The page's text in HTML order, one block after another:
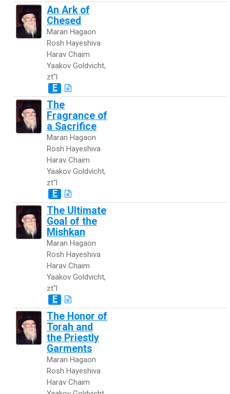
An Ark of
Chesed
Maran Hagaon
Rosh Hayeshiva
Harav Chaim
Yaakov Goldvicht,
zt"l
E
The
Fragrance of
a Sacrifice
Maran Hagaon
Rosh Hayeshiva
Harav Chaim
Yaakov Goldvicht,
zt"l
E
The Ultimate
Goal of the
Mishkan
Maran Hagaon
Rosh Hayeshiva
Harav Chaim
Yaakov Goldvicht,
zt"l
E
The Honor of
Torah and
the Priestly
Garments
Maran Hagaon
Rosh Hayeshiva
Harav Chaim